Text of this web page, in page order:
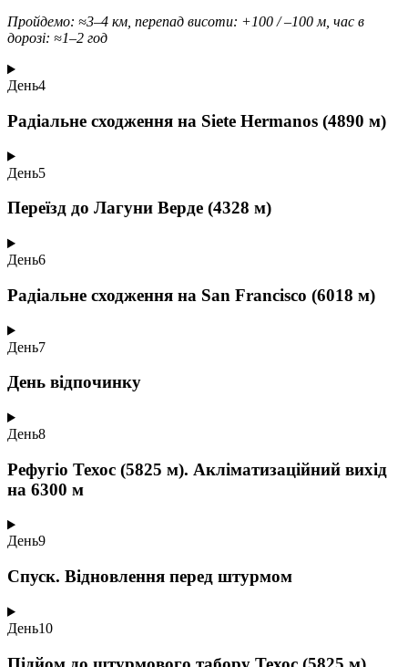
Пройдемо: ≈3–4 км, перепад висоти: +100 / –100 м, час в
дорозі: ≈1–2 год
День4
Радіальне сходження на Siete Hermanos (4890 м)
День5
Переїзд до Лагуни Верде (4328 м)
День6
Радіальне сходження на San Francisco (6018 м)
День7
День відпочинку
День8
Рефугіо Техос (5825 м). Акліматизаційний вихід
на 6300 м
День9
Спуск. Відновлення перед штурмом
День10